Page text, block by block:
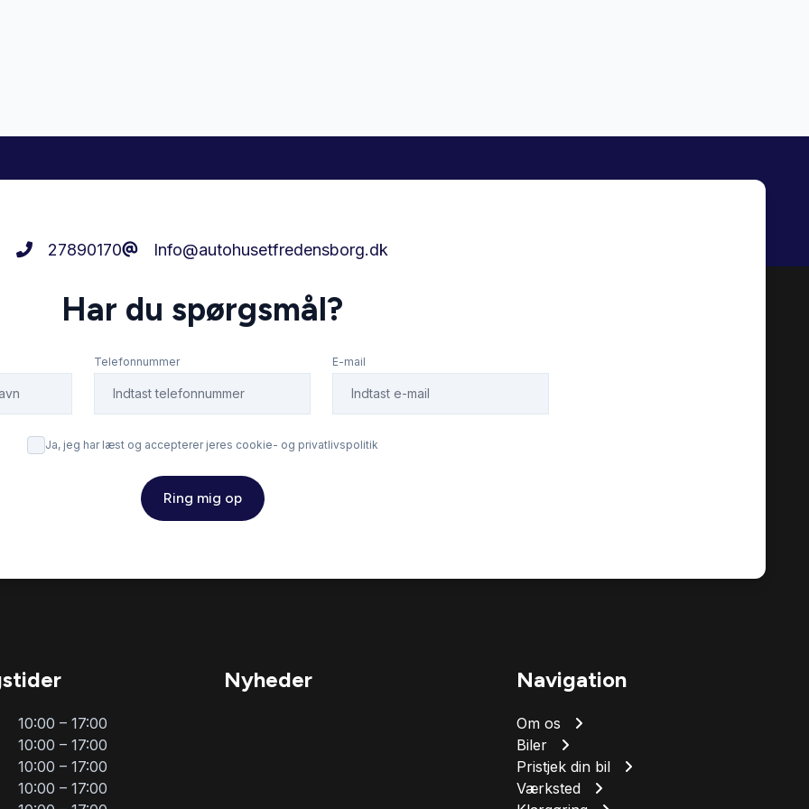
27890170 Info@autohusetfredensborg.dk
Har du spørgsmål?
Telefonnummer E-mail
Ja, jeg har læst og accepterer jeres cookie- og privatlivspolitik
Ring mig op
10:00 – 17:00
10:00 – 17:00
10:00 – 17:00
10:00 – 17:00
Nyheder Navigation
Om os
Biler
Pristjek din bil
Værksted